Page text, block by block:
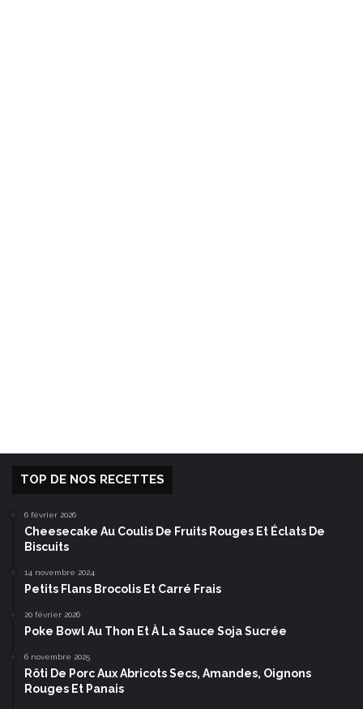
TOP DE NOS RECETTES
6 février 2026
Cheesecake Au Coulis De Fruits Rouges Et Éclats De
Biscuits
14 novembre 2024
Petits Flans Brocolis Et Carré Frais
20 février 2026
Poke Bowl Au Thon Et À La Sauce Soja Sucrée
6 novembre 2025
Rôti De Porc Aux Abricots Secs, Amandes, Oignons
Rouges Et Panais